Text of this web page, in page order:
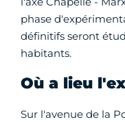
phase
définitifs seront
habitants.
Où a lieu
Sur l'avenue de la